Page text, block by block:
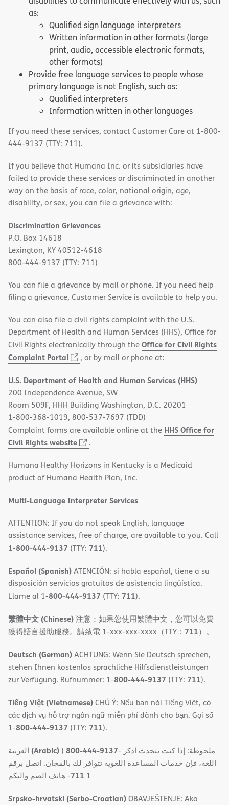
as:
Qualified sign language interpreters
Written information in other formats (large
print, audio, accessible electronic formats,
other formats)
Provide free language services to people whose
primary language is not English, such as:
Qualified interpreters
Information written in other languages
If you need these services, contact Customer Care at 1-800-
444-9137 (TTY: 711).
If you believe that Humana Inc. or its subsidiaries have
failed to provide these services or discriminated in another
way on the basis of race, color, national origin, age,
disability, or sex, you can file a grievance with:
Discrimination Grievances
P.O. Box 14618
Lexington, KY 40512-4618
800-444-9137 (TTY: 711)
You can file a grievance by mail or phone. If you need help
filing a grievance, Customer Service is available to help you.
You can also file a civil rights complaint with the U.S.
Department of Health and Human Services (HHS), Office for
Civil Rights electronically through theOffice for Civil Rights
Complaint Portal
(opens
new
window)
, or by mail or phone at:
U.S. Department of Health and Human Services (HHS)
200 Independence Avenue, SW
Room 509F, HHH Building Washington, D.C. 20201
1-800-368-1019, 800-537-7697 (TDD)
Complaint forms are available online at the HHS Office for
Civil Rights website
(opens
new
window)
.
Humana Healthy Horizons in Kentucky is a Medicaid
product of Humana Health Plan, Inc.
Multi-Language Interpreter Services
ATTENTION: If you do not speak English, language
assistance services, free of charge, are available to you. Call
1-800-444-9137 (TTY: 711).
Español (Spanish)ATENCIÓN: si habla español, tiene a su
disposición servicios gratuitos de asistencia lingüística.
Llame al 1-800-444-9137 (TTY: 711).
繁體中文 (Chinese)注意：如果您使用繁體中文，您可以免費
獲得語言援助服務。請致電 1-xxx-xxx-xxxx（TTY： 711）。
Deutsch (German)ACHTUNG: Wenn Sie Deutsch sprechen,
stehen Ihnen kostenlos sprachliche Hilfsdienstleistungen
zur Verfügung. Rufnummer: 1-800-444-9137 (TTY: 711).
Tiếng Việt (Vietnamese)CHÚ Ý: Nếu bạn nói Tiếng Việt, có
các dịch vụ hỗ trợ ngôn ngữ miễn phí dành cho bạn. Gọi số
1-800-444-9137 (TTY: 711).
(Arabic)) 800-444-9137- ملحوظة: إذا كنت تتحدث اذكر
اللغة، فإن خدمات المساعدة اللغویة تتوافر لك بالمجان. اتصل برقم
1
711- ھاتف الصم والبكم
Srpsko-hrvatski (Serbo-Croatian)OBAVJEŠTENJE: Ako